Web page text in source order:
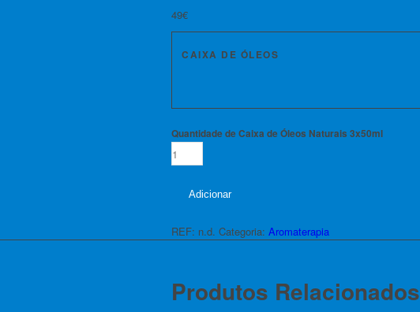
49€
CAIXA DE ÓLEOS
Quantidade de Caixa de Óleos Naturais 3x50ml
Adicionar
REF: n.d. Categoria: Aromaterapia
Produtos Relacionados